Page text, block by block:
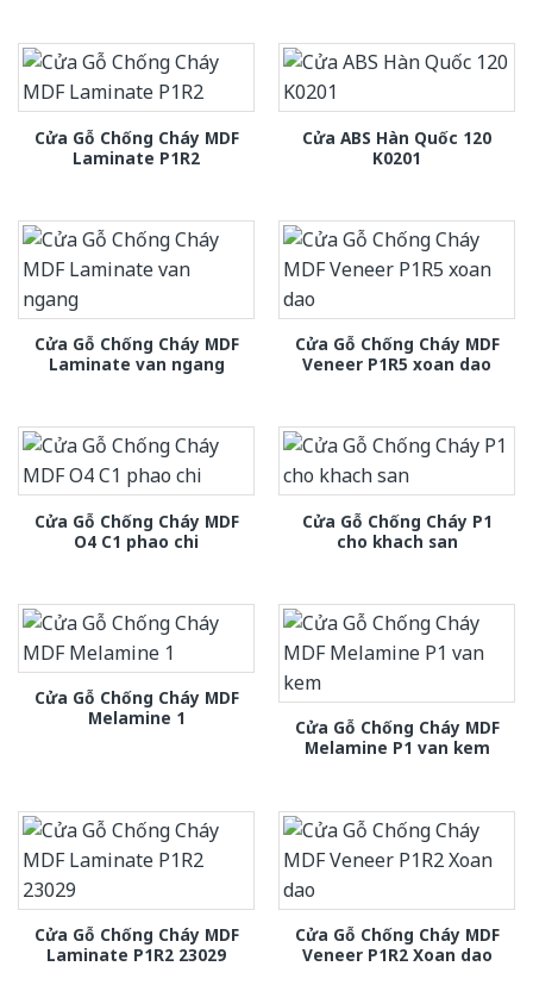
Cửa Gỗ Chống Cháy MDF
Laminate P1R2
Cửa ABS Hàn Quốc 120
K0201
Cửa Gỗ Chống Cháy MDF
Laminate van ngang
Cửa Gỗ Chống Cháy MDF
Veneer P1R5 xoan dao
Cửa Gỗ Chống Cháy MDF
O4 C1 phao chi
Cửa Gỗ Chống Cháy P1
cho khach san
Cửa Gỗ Chống Cháy MDF
Melamine 1
Cửa Gỗ Chống Cháy MDF
Melamine P1 van kem
Cửa Gỗ Chống Cháy MDF
Laminate P1R2 23029
Cửa Gỗ Chống Cháy MDF
Veneer P1R2 Xoan dao